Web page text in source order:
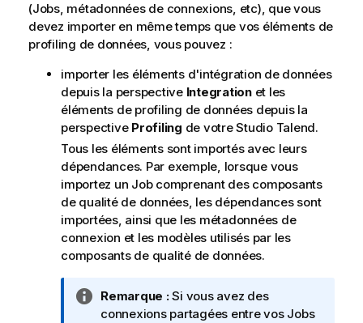
(Jobs, métadonnées de connexions, etc), que vous
devez importer en même temps que vos éléments de
profiling de données, vous pouvez :
importer les éléments d'intégration de données
depuis la perspective Integrationet les
éléments de profiling de données depuis la
perspective Profiling de votreStudio Talend.
Tous les éléments sont importés avec leurs
dépendances. Par exemple, lorsque vous
importez un Job comprenant des composants
de qualité de données, les dépendances sont
importées, ainsi que les métadonnées de
connexion et les modèles utilisés par les
composants de qualité de données.
N
o
Remarque :Si vous avez des
connexions partagées entre vos Jobs